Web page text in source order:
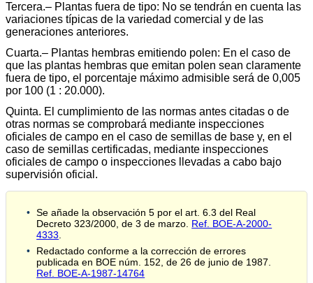
Tercera.– Plantas fuera de tipo: No se tendrán en cuenta las
variaciones típicas de la variedad comercial y de las
generaciones anteriores.
Cuarta.– Plantas hembras emitiendo polen: En el caso de
que las plantas hembras que emitan polen sean claramente
fuera de tipo, el porcentaje máximo admisible será de 0,005
por 100 (1 : 20.000).
Quinta. El cumplimiento de las normas antes citadas o de
otras normas se comprobará mediante inspecciones
oficiales de campo en el caso de semillas de base y, en el
caso de semillas certificadas, mediante inspecciones
oficiales de campo o inspecciones llevadas a cabo bajo
supervisión oficial.
Se añade la observación 5 por el art. 6.3 del Real
Decreto 323/2000, de 3 de marzo. Ref. BOE-A-2000-
4333
Redactado conforme a la corrección de errores
publicada en BOE núm. 152, de 26 de junio de 1987.
Ref. BOE-A-1987-14764